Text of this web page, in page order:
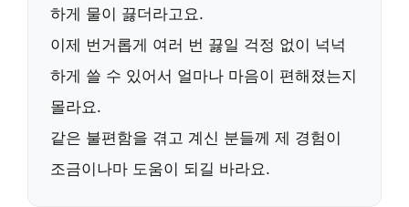
하게 물이 끓더라고요.
이제 번거롭게 여러 번 끓일 걱정 없이 넉넉
하게 쓸 수 있어서 얼마나 마음이 편해졌는지
몰라요.
같은 불편함을 겪고 계신 분들께 제 경험이
조금이나마 도움이 되길 바라요.